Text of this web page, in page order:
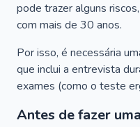
pode trazer alguns
com mais de 30 anos.
Por isso, é necessária
que inclui a entrevista
exames (como o teste
Antes de fazer